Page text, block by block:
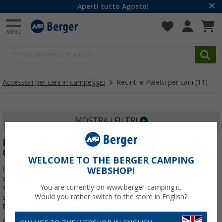
Aperti tutto Agosto!
Accessori per cani in campeggio Recinti e Paletti per cani (11)
MOSTRA I FILTRI
RECINTI E PALETTI PER CANI DA
CAMPEGGIO
I recinti e paletti per cani da campeggio aiutano a creare uno
spazio sicuro vicino al camper, alla veranda o alla tenda. Sono
soluzioni pratiche per lasciare al cane più libertà di movimento
senza rinunciare al controllo durante laPer saperne di più su
Recinti e Paletti per cani
WELCOME TO THE BERGER CAMPING
WEBSHOP!
You are currently on www.berger-camping.it.
Would you rather switch to the store in English?